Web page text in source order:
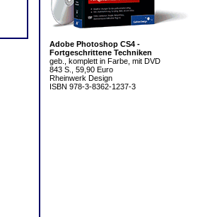
Adobe Photoshop CS4 -
Fortgeschrittene Techniken
geb., komplett in Farbe, mit DVD
843 S., 59,90 Euro
Rheinwerk Design
ISBN 978-3-8362-1237-3